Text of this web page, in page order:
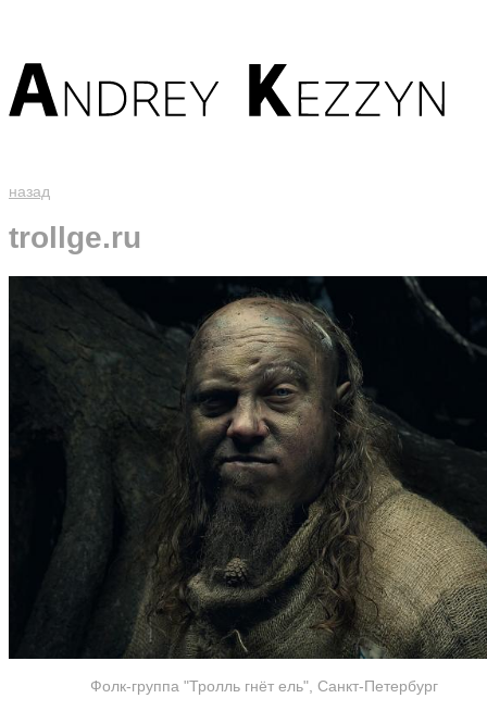
назад
trollge.ru
Фолк-группа "Тролль гнёт ель", Санкт-Петербург